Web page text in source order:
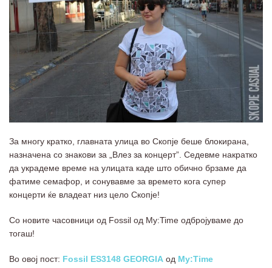
За многу кратко, главната улица во Скопје беше блокирана,
назначена со знакови за „Влез за концерт”. Седевме накратко
да украдеме време на улицата каде што обично брзаме да
фатиме семафор, и сонувавме за времето кога супер
концерти ќе владеат низ цело Скопје!
Со новите часовници од Fossil од My:Time одбројуваме до
тогаш!
Во овој пост: Fossil ES3148 GEORGIA од My:Time